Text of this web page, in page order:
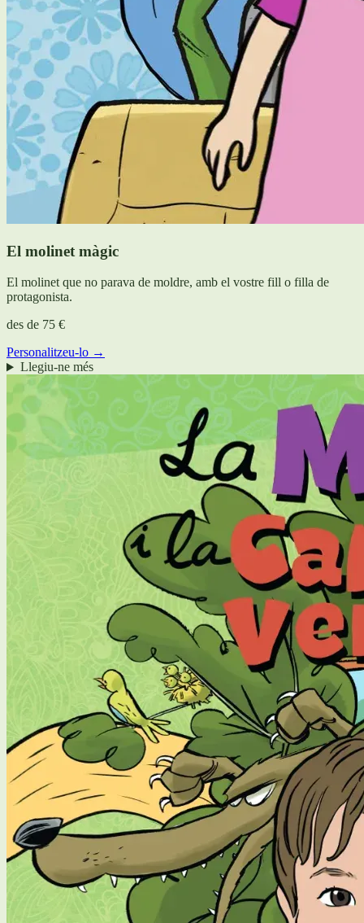
El molinet màgic
El molinet que no parava de moldre, amb el vostre fill o filla de
protagonista.
des de 75 €
Personalitzeu-lo →
Llegiu-ne més